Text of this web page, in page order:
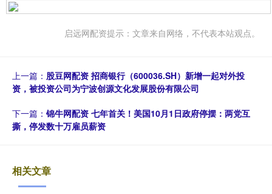
启远网配资提示：文章来自网络，不代表本站观点。
上一篇： 股豆网配资 招商银行（600036.SH）新增一起对外投
资，被投资公司为宁波创源文化发展股份有限公司
下一篇： 锦牛网配资 七年首关！美国10月1日政府停摆：两党互
撕，停发数十万雇员薪资
相关文章